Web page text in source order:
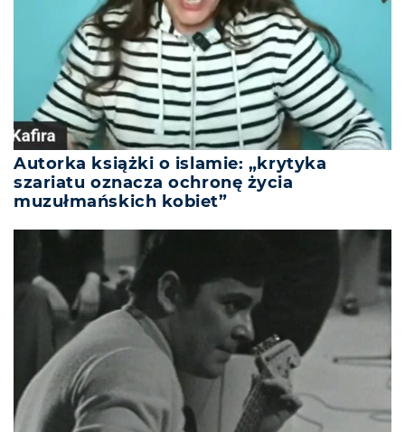
Autorka książki o islamie: „krytyka
szariatu oznacza ochronę życia
muzułmańskich kobiet”